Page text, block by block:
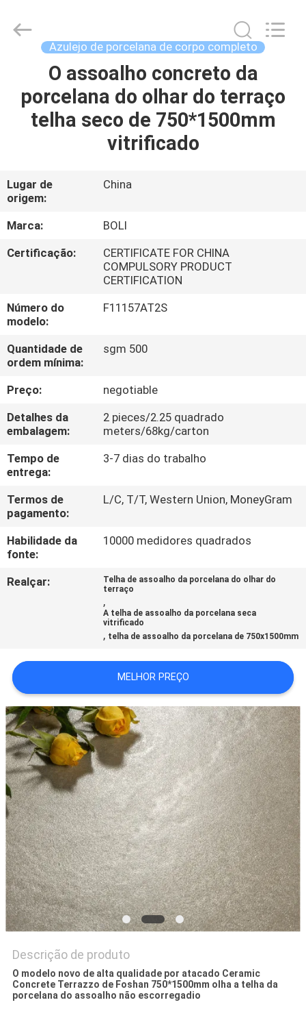
CASA
VÍDEOS
SOBRE
NÓS
À
FÁBRICA
CONTROLE
DE
QUALIDADE
CONTACTE-
NOS
SOLICITE UM
ORÇAMENTO
SITE
POLÍTICA
DE
PRIVACIDADE
CERAMICS
CO.,LTD..
Azulejo de porcelana de corpo completo
O assoalho concreto da
porcelana do olhar do terraço
telha seco de 750*1500mm
vitrificado
Lugar de
origem:
China
Marca:
BOLI
Certificação:
CERTIFICATE FOR CHINA
COMPULSORY PRODUCT
CERTIFICATION
Número do
modelo:
F11157AT2S
Quantidade de
ordem mínima:
sgm 500
Preço:
negotiable
Detalhes da
embalagem:
2 pieces/2.25 quadrado
meters/68kg/carton
Tempo de
entrega:
3-7 dias do trabalho
Termos de
pagamento:
L/C, T/T, Western Union, MoneyGram
Habilidade da
fonte:
10000 medidores quadrados
Realçar:
Telha de assoalho da porcelana do olhar do
terraço
,
A telha de assoalho da porcelana seca
vitrificado
, telha de assoalho da porcelana de 750x1500mm
MELHOR PREÇO
Descrição de produto
O modelo novo de alta qualidade por atacado Ceramic
Concrete Terrazzo de Foshan 750*1500mm olha a telha da
porcelana do assoalho não escorregadio